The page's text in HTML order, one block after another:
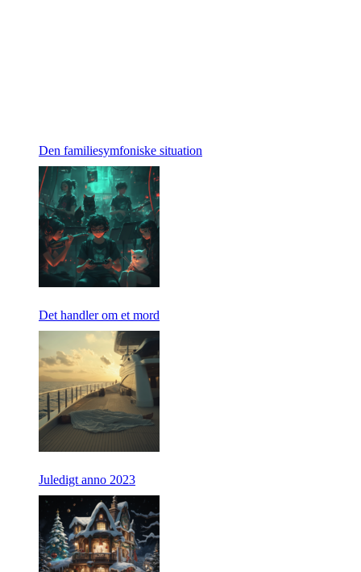
Den familiesymfoniske situation
Det handler om et mord
Juledigt anno 2023